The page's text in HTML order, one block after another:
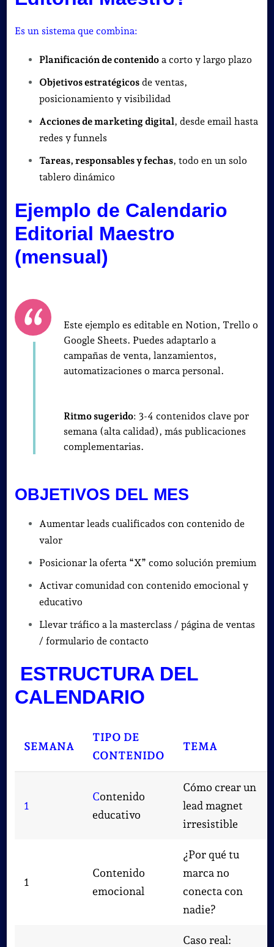
Es un sistema que combina:
Planificación de contenidoa corto y largo plazo
Objetivos estratégicosde ventas,
posicionamiento y visibilidad
Acciones de marketing digital, desde email hasta
redes y funnels
Tareas, responsables y fechas, todo en un solo
tablero dinámico
Ejemplo de Calendario
Editorial Maestro
(mensual)
Este ejemplo es editable en Notion, Trello o
Google Sheets. Puedes adaptarlo a
campañas de venta, lanzamientos,
automatizaciones o marca personal.
Ritmo sugerido: 3-4 contenidos clave por
semana (alta calidad), más publicaciones
complementarias.
OBJETIVOS DEL MES
Aumentar leads cualificados con contenido de
valor
Posicionar la oferta “X” como solución premium
Activar comunidad con contenido emocional y
educativo
Llevar tráfico a la masterclass / página de ventas
/ formulario de contacto
ESTRUCTURA DEL
CALENDARIO
SEMANA
TIPO DE
CONTENIDO
TEMA
1
Contenido
educativo
Cómo crear un
lead magnet
irresistible
1
Contenido
emocional
¿Por qué tu
marca no
conecta con
nadie?
Caso real: